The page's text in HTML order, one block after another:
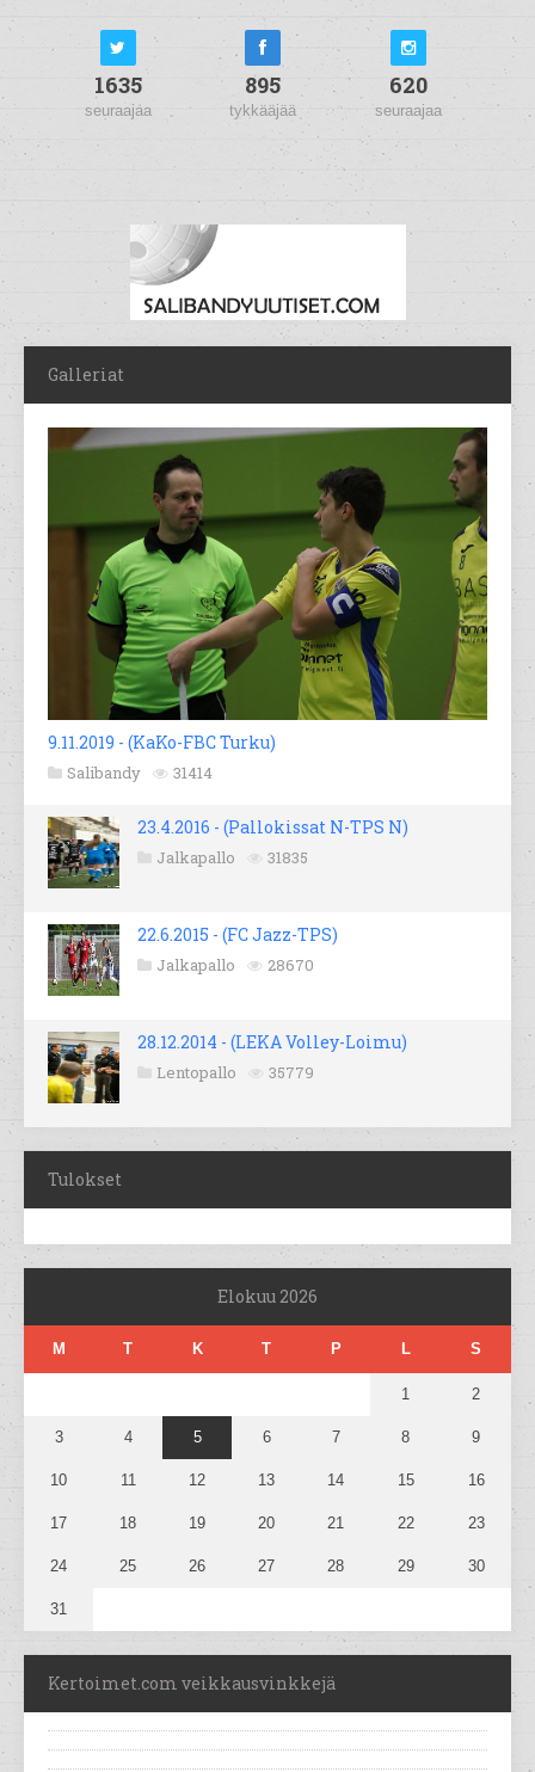
1635
seuraajaa
895
tykkääjää
620
seuraajaa
Galleriat
9.11.2019 - (KaKo-FBC Turku)
Salibandy 31414
23.4.2016 - (Pallokissat N-TPS N)
Jalkapallo 31835
22.6.2015 - (FC Jazz-TPS)
Jalkapallo 28670
28.12.2014 - (LEKA Volley-Loimu)
Lentopallo 35779
Tulokset
Elokuu 2026
M T K T P L S
1 2
3 4 5 6 7 8 9
10 11 12 13 14 15 16
17 18 19 20 21 22 23
24 25 26 27 28 29 30
31
Kertoimet.com veikkausvinkkejä